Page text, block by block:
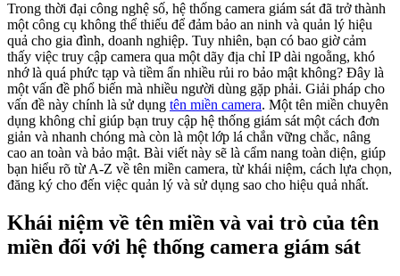
Trong thời đại công nghệ số, hệ thống camera giám sát đã trở thành
một công cụ không thể thiếu để đảm bảo an ninh và quản lý hiệu
quả cho gia đình, doanh nghiệp. Tuy nhiên, bạn có bao giờ cảm
thấy việc truy cập camera qua một dãy địa chỉ IP dài ngoằng, khó
nhớ là quá phức tạp và tiềm ẩn nhiều rủi ro bảo mật không? Đây là
một vấn đề phổ biến mà nhiều người dùng gặp phải. Giải pháp cho
vấn đề này chính là sử dụng tên miền camera. Một tên miền chuyên
dụng không chỉ giúp bạn truy cập hệ thống giám sát một cách đơn
giản và nhanh chóng mà còn là một lớp lá chắn vững chắc, nâng
cao an toàn và bảo mật. Bài viết này sẽ là cẩm nang toàn diện, giúp
bạn hiểu rõ từ A-Z về tên miền camera, từ khái niệm, cách lựa chọn,
đăng ký cho đến việc quản lý và sử dụng sao cho hiệu quả nhất.
Khái niệm về tên miền và vai trò của tên
miền đối với hệ thống camera giám sát